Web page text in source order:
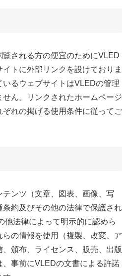
される方の便宜のためにVLED
トに外部リンクを設けておりま
るウェブサイトはVLEDの管理
ん。リンクされたホームページ
れの掲げる使用条件に従ってご
ンツ（文章、図表、画像、写
約及びその他の法律で保護され
他法律によって明示的に認めら
の情報を使用（複製、改変、ア
頒布、ライセンス、販売、出版
事前にVLEDの文書による許諾